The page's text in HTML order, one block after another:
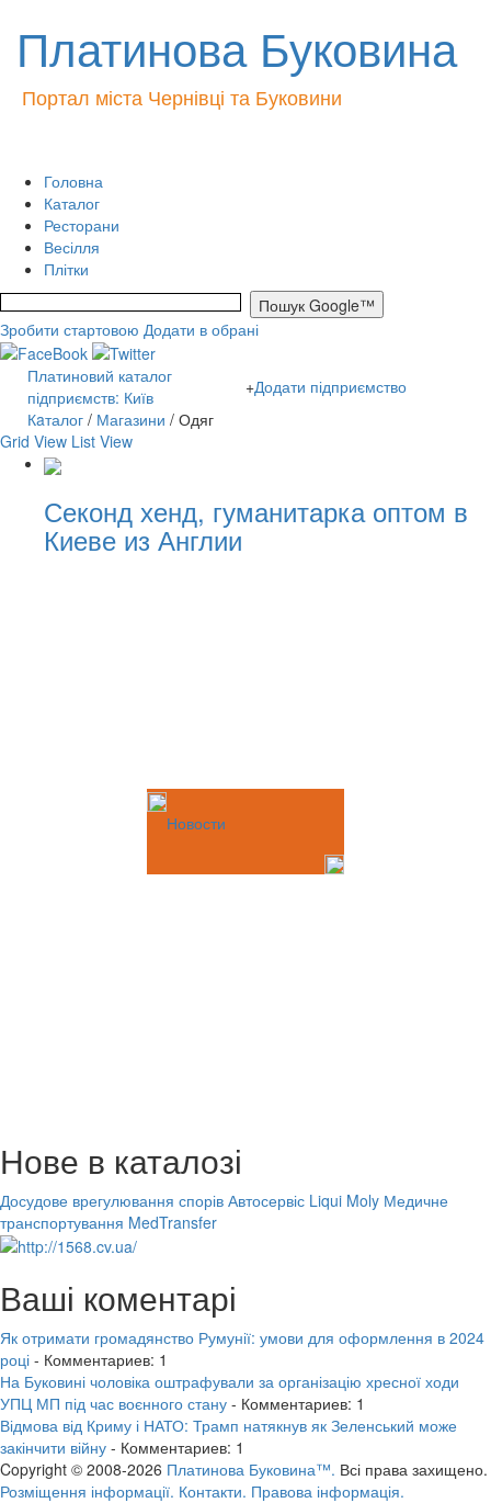
Платинова Буковина
Портал міста Чернівці та Буковини
Головна
Каталог
Ресторани
Весілля
Плітки
Зробити стартовою Додати в обрані
Платиновий каталог
підприємств: Київ
+Додати підприємство
Кaталог / Магазини / Одяг
Grid View List View
Секонд хенд, гуманитарка оптом в
Киеве из Англии
Новости
Нове в каталозі
Досудове врегулювання спорів Автосервіс Liqui Moly Медичне
транспортування MedTransfer
Ваші коментарі
Як отримати громадянство Румунії: умови для оформлення в 2024
році - Комментариев: 1
На Буковині чоловіка оштрафували за організацію хресної ходи
УПЦ МП під час воєнного стану - Комментариев: 1
Відмова від Криму і НАТО: Трамп натякнув як Зеленський може
закінчити війну - Комментариев: 1
Copyright © 2008-2026 Платинова Буковина™. Всі права захищено.
Розміщення інформації. Контакти. Правова інформація.